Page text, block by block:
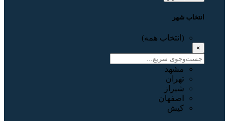
انتخاب شهر
(انتخاب همه)
×
مشهد
تهران
شیراز
اصفهان
کیش